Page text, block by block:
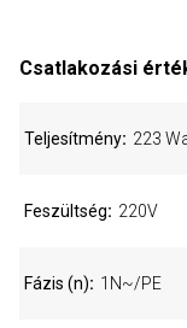
Csatlakozási
Teljesítmény 223
Feszültség 220V
Fázis (n) 1N~/PE